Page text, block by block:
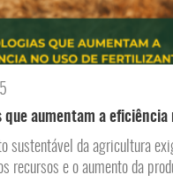
que aumentam a
sustentável da agricultura
recursos e o aumento da